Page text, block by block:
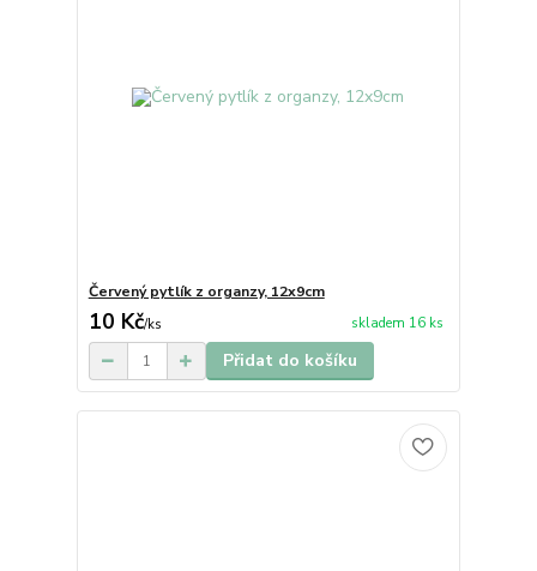
Červený pytlík z organzy, 12x9cm
10 Kč/ks skladem 16 ks
Přidat do košíku